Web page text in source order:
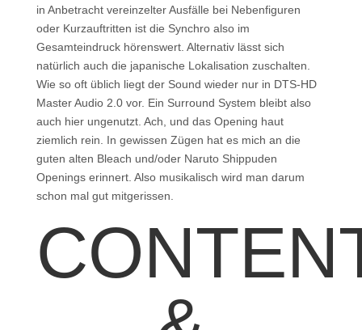
in Anbetracht vereinzelter Ausfälle bei Nebenfiguren
oder Kurzauftritten ist die Synchro also im
Gesamteindruck hörenswert. Alternativ lässt sich
natürlich auch die japanische Lokalisation zuschalten.
Wie so oft üblich liegt der Sound wieder nur in DTS-HD
Master Audio 2.0 vor. Ein Surround System bleibt also
auch hier ungenutzt. Ach, und das Opening haut
ziemlich rein. In gewissen Zügen hat es mich an die
guten alten Bleach und/oder Naruto Shippuden
Openings erinnert. Also musikalisch wird man darum
schon mal gut mitgerissen.